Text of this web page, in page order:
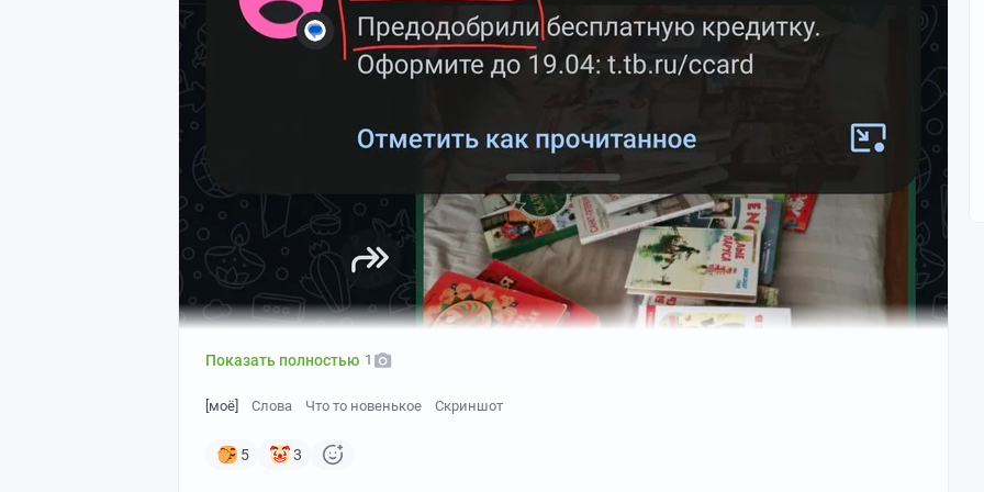
Часть 2: Сорванный вентиль и звон металла о полВремя шло. Я закончил учиться, пошел на
Показать полностью 1
[моё] Слова Что то новенькое Скриншот
5 3